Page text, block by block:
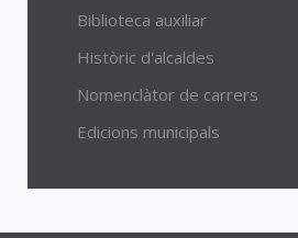
Biblioteca auxiliar
Històric d'alcaldes
Nomenclàtor de carrers
Edicions municipals